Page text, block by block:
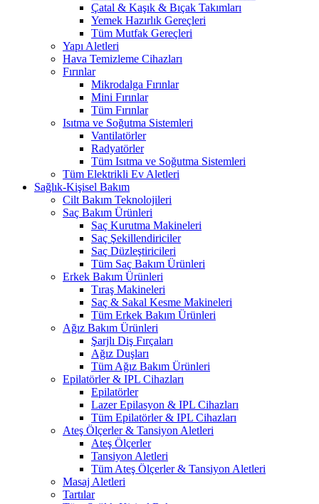
Çatal & Kaşık & Bıçak Takımları
Yemek Hazırlık Gereçleri
Tüm Mutfak Gereçleri
Yapı Aletleri
Hava Temizleme Cihazları
Fırınlar
Mikrodalga Fırınlar
Mini Fırınlar
Tüm Fırınlar
Isıtma ve Soğutma Sistemleri
Vantilatörler
Radyatörler
Tüm Isıtma ve Soğutma Sistemleri
Tüm Elektrikli Ev Aletleri
Sağlık-Kişisel Bakım
Cilt Bakım Teknolojileri
Saç Bakım Ürünleri
Saç Kurutma Makineleri
Saç Şekillendiriciler
Saç Düzleştiricileri
Tüm Saç Bakım Ürünleri
Erkek Bakım Ürünleri
Tıraş Makineleri
Saç & Sakal Kesme Makineleri
Tüm Erkek Bakım Ürünleri
Ağız Bakım Ürünleri
Şarjlı Diş Fırçaları
Ağız Duşları
Tüm Ağız Bakım Ürünleri
Epilatörler & IPL Cihazları
Epilatörler
Lazer Epilasyon & IPL Cihazları
Tüm Epilatörler & IPL Cihazları
Ateş Ölçerler & Tansiyon Aletleri
Ateş Ölçerler
Tansiyon Aletleri
Tüm Ateş Ölçerler & Tansiyon Aletleri
Masaj Aletleri
Tartılar